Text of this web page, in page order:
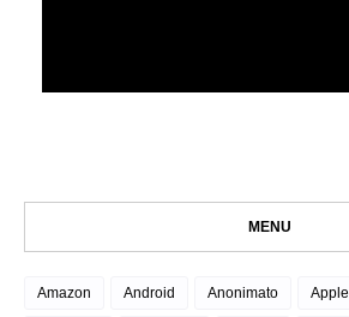
MENU
Amazon Android Anonimato Apple